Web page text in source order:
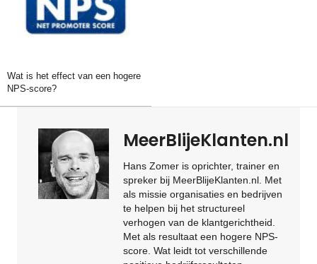
Wat is het effect van een hogere
NPS-score?
MeerBlijeKlanten.nl
Hans Zomer is oprichter, trainer en
spreker bij MeerBlijeKlanten.nl. Met
als missie organisaties en bedrijven
te helpen bij het structureel
verhogen van de klantgerichtheid.
Met als resultaat een hogere NPS-
score. Wat leidt tot verschillende